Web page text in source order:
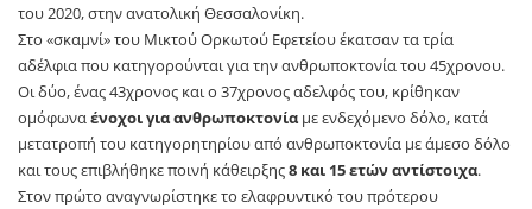
του 2020, στην ανατολική Θεσσαλονίκη.
Στο «σκαμνί» του Μικτού Ορκωτού Εφετείου έκατσαν τα τρία
αδέλφια που κατηγορούνται για την ανθρωποκτονία του 45χρονου.
Οι δύο, ένας 43χρονος και ο 37χρονος αδελφός του, κρίθηκαν
ομόφωναένοχοι για ανθρωποκτονία με ενδεχόμενο δόλο, κατά
μετατροπή του κατηγορητηρίου από ανθρωποκτονία με άμεσο δόλο
και τους επιβλήθηκε ποινή κάθειρξης8 και 15 ετών αντίστοιχα.
Στον πρώτο αναγνωρίστηκε το ελαφρυντικό του πρότερου